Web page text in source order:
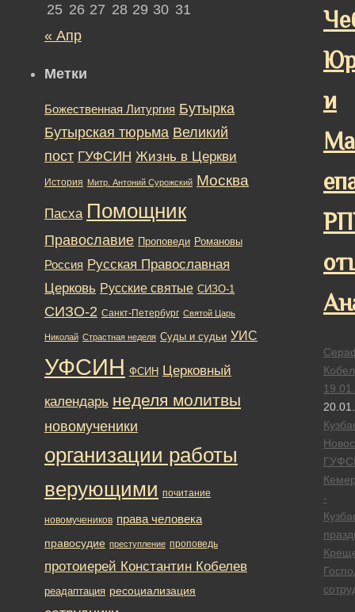
и
-
25 26 27 28 29 30 31
« Апр
Метки
Божественная Литургия Бутырка
Бутырская тюрьма Великий
пост ГУФСИН Жизнь в Церкви
История Митр. Антоний Сурожский Москва
Пасха Помощник
Православие Проповеди Романовы
Россия Русская Православная
Церковь Русские святые СИЗО-1
СИЗО-2 Санкт-Петербург Святой Царь
Николай Страстная неделя Суды и судьи УИС
УФСИН ФСИН Церковный
календарь неделя молитвы
новомученики
организации работы
верующими почитание
новомучеников права человека
правосудие преступление проповедь
протоиерей Константин Кобелев
реадаптация ресоциализация